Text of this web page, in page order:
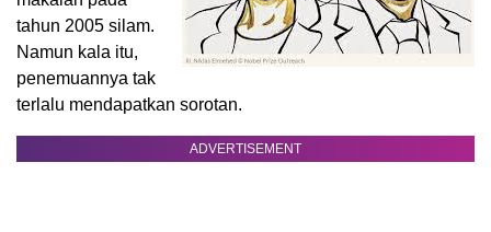
tahun 2005 silam.
Namun kala itu,
penemuannya tak
terlalu mendapatkan sorotan.
ADVERTISEMENT